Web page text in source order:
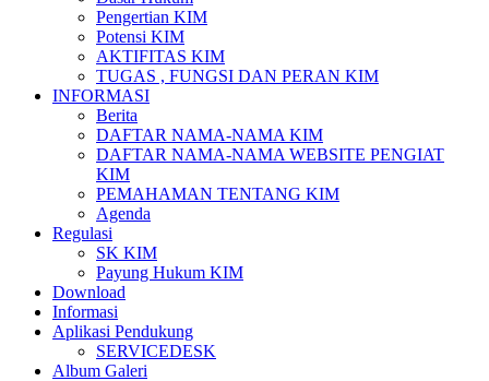
Pengertian KIM
Potensi KIM
AKTIFITAS KIM
TUGAS , FUNGSI DAN PERAN KIM
INFORMASI
Berita
DAFTAR NAMA-NAMA KIM
DAFTAR NAMA-NAMA WEBSITE PENGIAT
KIM
PEMAHAMAN TENTANG KIM
Agenda
Regulasi
SK KIM
Payung Hukum KIM
Download
Informasi
Aplikasi Pendukung
SERVICEDESK
Album Galeri